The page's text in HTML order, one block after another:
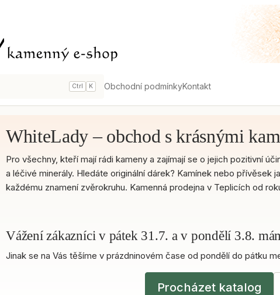
Ctrl K Obchodní podmínkyKontakt
WhiteLady – obchod s krásnými
Pro všechny, kteří mají rádi kameny a zajímají se o jejich pozitivní
a léčivé minerály. Hledáte originální dárek? Kamínek nebo přívěsek
každému znamení zvěrokruhu. Kamenná prodejna v Teplicích od
Vážení zákazníci v pátek 31.7. a v pondělí 3.8.
Jinak se na Vás těšíme v prázdninovém čase od pondělí do pátku
Procházet katalog